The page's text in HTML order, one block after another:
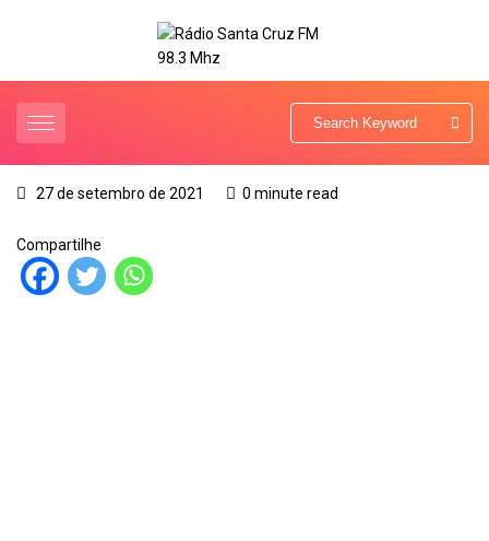
27 de setembro de 2021 0 minute read
Compartilhe